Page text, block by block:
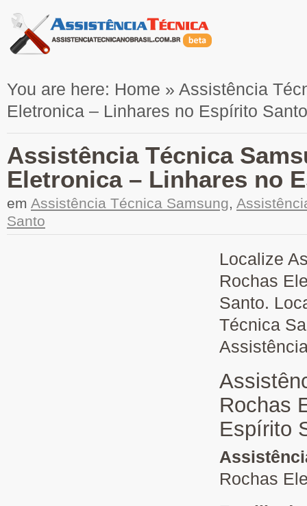
You are here: Home » Assistência
Eletronica – Linhares no Espírito Santo
Assistência Técnica
Eletronica – Linhares no
em Assistência Técnica Samsung,
Santo
Localize
Rochas
Santo.
Técnica
Rochas
Espírito
Rochas